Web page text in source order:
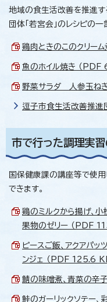
地域の食生活改善を推進す
団体「若宮会」のレシピの
鶏肉ときのこのクリー
魚のホイル焼き （PDF
野菜サラダ 人参玉ね
逗子市食生活改善推進
市で行った調理実習
国保健康課の講座等で使用
できます。
鶏のミルクから揚げ、小
果物のゼリー （PDF
ピースご飯、アクアパッ
ンジェ （PDF 125.6
鯖の味噌煮、青菜の辛
鮭のガーリックソテー、